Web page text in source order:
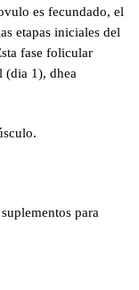
es fecundado, el
etapas iniciales del
fase folicular
(dia 1), dhea
para